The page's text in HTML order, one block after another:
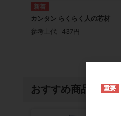
カンタン らくらく人の芯材
参考上代
437円
おすすめ商品 重要